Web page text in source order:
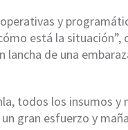
y
está la
lancha de una
todos los insumos
gran esfuerzo y